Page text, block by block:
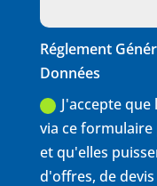
Réglement
Données
J'accepte
via ce
et qu'elles
d'offres, de